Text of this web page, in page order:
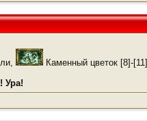
Каменный цветок [8]-[11]
Ура!